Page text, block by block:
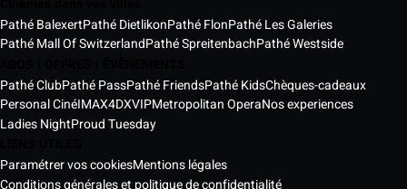
Pathé BalexertPathé DietlikonPathé FlonPathé Les Galeries
Pathé Mall Of SwitzerlandPathé SpreitenbachPathé Westside
Pathé ClubPathé PassPathé FriendsPathé KidsChèques-cadeaux
Personal CinéIMAX4DXVIPMetropolitan OperaNos experiences
Ladies NightProud Tuesday
Paramétrer vos cookiesMentions légales
Conditions générales et politique de confidentialité